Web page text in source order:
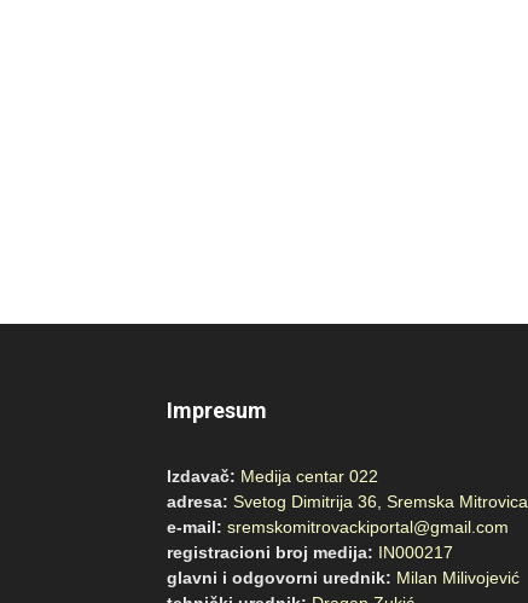
Impresum
Izdavač: Medija centar 022
adresa: Svetog Dimitrija 36, Sremska Mitrovica
e-mail: sremskomitrovackiportal@gmail.com
registracioni broj medija: IN000217
glavni i odgovorni urednik: Milan Milivojević